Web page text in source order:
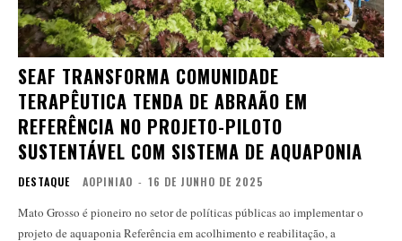
SEAF TRANSFORMA COMUNIDADE
TERAPÊUTICA TENDA DE ABRAÃO EM
REFERÊNCIA NO PROJETO-PILOTO
SUSTENTÁVEL COM SISTEMA DE AQUAPONIA
DESTAQUE AOPINIAO - 16 DE JUNHO DE 2025
Mato Grosso é pioneiro no setor de políticas públicas ao implementar o
projeto de aquaponia Referência em acolhimento e reabilitação, a